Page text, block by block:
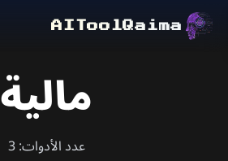
AIToolQaima
مالية
عدد الأدوات: 3